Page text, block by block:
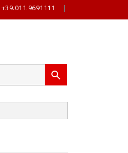
+39.011.9691111 |
